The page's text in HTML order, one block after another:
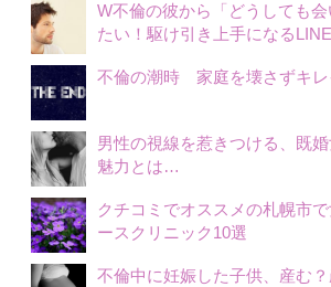
W不倫の彼から「どうしても
たい！駆け引き上手になる
不倫の潮時 家庭を壊さずキレ
男性の視線を惹きつける、既
魅力とは…
クチコミでオススメの札幌市
ースクリニック10選
不倫中に妊娠した子供、産む